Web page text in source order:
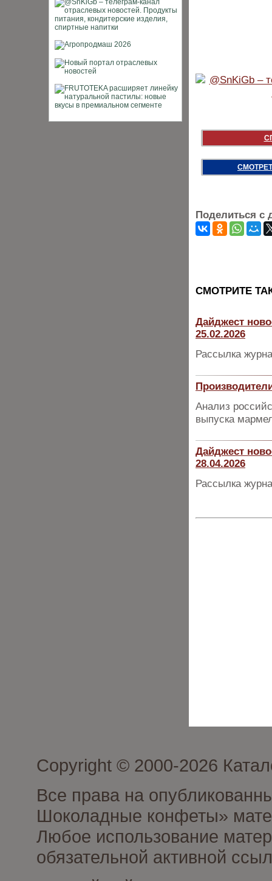
Поделиться с
CМОТРИТЕ
Дайджест
25.02.2026
Рассылка
Анализ
выпуска
Дайджест
28.04.2026
Рассылка
Copyright © 2000-2026
Все права на
Шоколадные конфеты»
Любое использование
обязательной активной